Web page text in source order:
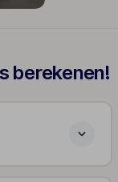
berekenen!